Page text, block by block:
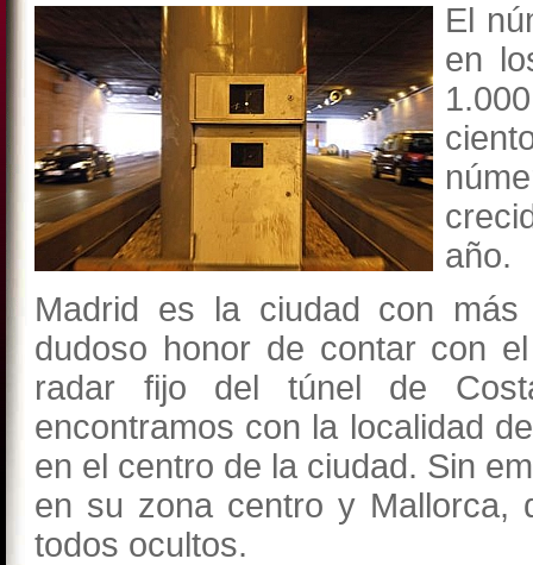
El
en
1.000
año.
Madrid es la ciudad con
dudoso honor de contar con
radar fijo del túnel de
encontramos con la localidad
en el centro de la ciudad. Sin
en su zona centro y Mallorca,
todos ocultos.